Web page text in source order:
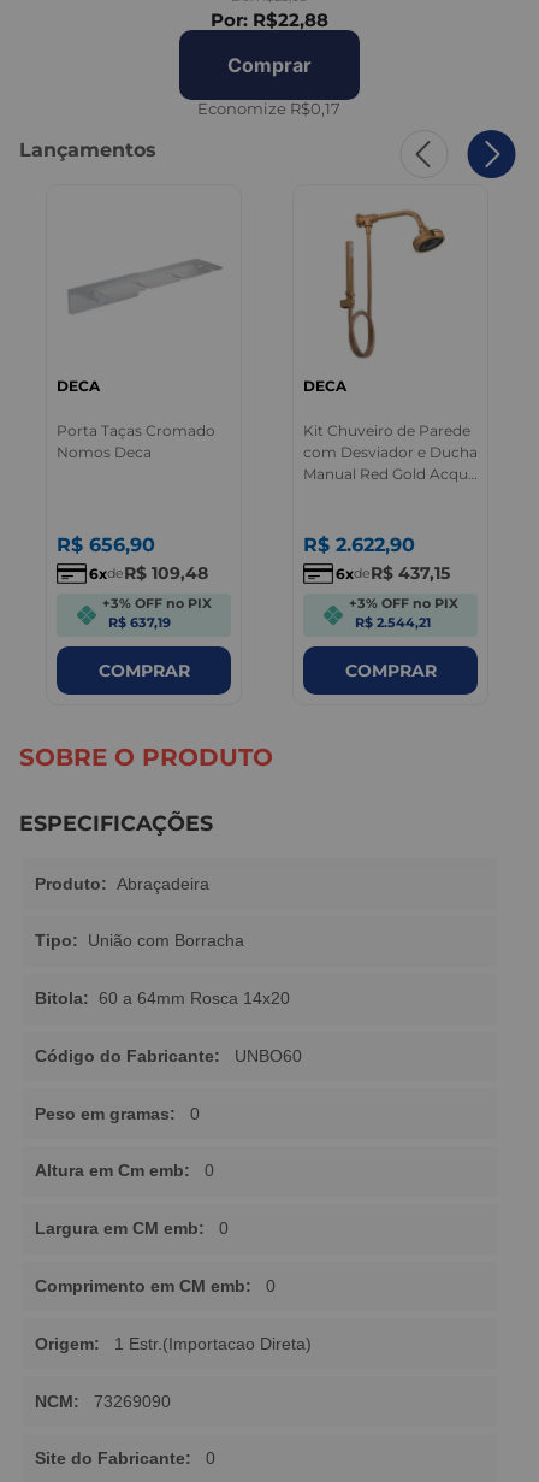
Por: R$22,88
Comprar
Economize R$0,17
Lançamentos
DECA
Porta Taças Cromado
Nomos Deca
R$ 656,90
6 deR$ 109,48
+3% OFF no PIX
R$ 637,19
COMPRAR
DECA
Kit Chuveiro de Parede
com Desviador e Ducha
Manual Red Gold Acqua
R$ 2.622,90
6 deR$ 437,15
+3% OFF no PIX
R$ 2.544,21
COMPRAR
SOBRE O PRODUTO
ESPECIFICAÇÕES
Produto: Abraçadeira
Tipo: União com Borracha
Bitola: 60 a 64mm Rosca 14x20
Código do Fabricante: UNBO60
Peso em gramas: 0
Altura em Cm emb: 0
Largura em CM emb: 0
Comprimento em CM emb: 0
Origem: 1 Estr.(Importacao Direta)
NCM: 73269090
Site do Fabricante: 0